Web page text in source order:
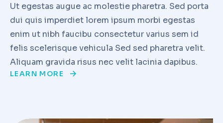
Ut egestas augue ac molestie pharetra. Sed porta
dui quis imperdiet lorem ipsum morbi egestas
enim ut nibh faucibu consectetur varius sem id
felis scelerisque vehicula Sed sed pharetra velit.
Aliquam gravida risus nec velit lacinia dapibus.
LEARN MORE